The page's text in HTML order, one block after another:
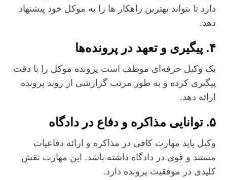
دارد تا بتواند بهترین راهکار ها را به موکل خود پیشنهاد
دهد.
۴. پیگیری و تعهد در پرونده‌ها
یک وکیل حرفه‌ای موظف است پرونده موکل را با دقت
پیگیری کرده و به طور مرتب گزارشی از روند پرونده
ارائه دهد.
۵. توانایی مذاکره و دفاع در دادگاه
وکیل باید مهارت کافی در مذاکره و ارائه دفاعیات
مستند و قوی در دادگاه داشته باشد. این مهارت نقش
کلیدی در موفقیت پرونده دارد.